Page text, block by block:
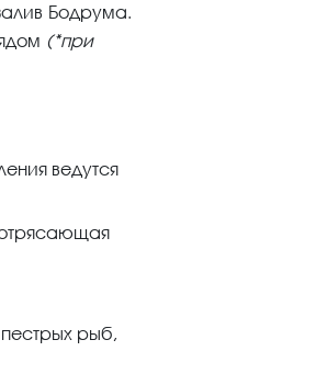
Бодрума.
(*при
ведутся
рыб,